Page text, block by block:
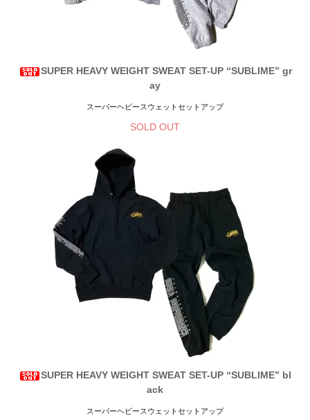
SUPER HEAVY WEIGHT SWEAT SET-UP “SUBLIME” gr
ay
スーパーヘビースウェットセットアップ
SOLD OUT
SUPER HEAVY WEIGHT SWEAT SET-UP “SUBLIME” bl
ack
スーパーヘビースウェットセットアップ